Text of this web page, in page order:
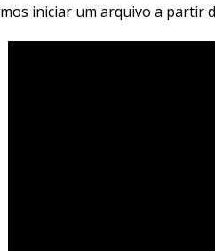
iniciar um arquivo a partir